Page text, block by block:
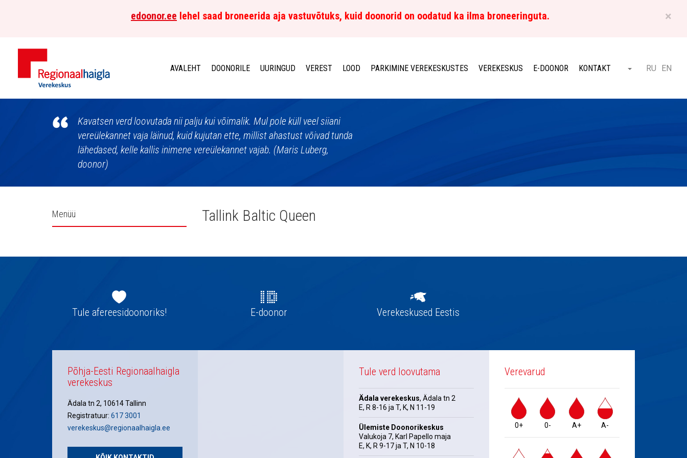
×
edoonor.ee lehel saad broneerida aja vastuvõtuks, kuid doonorid on oodatud ka ilma broneeringuta.
Põhja-
Eesti
Regionaalhaigla
Verekeskus
AVALEHT DOONORILE UURINGUD VEREST LOOD PARKIMINE VEREKESKUSTES VEREKESKUS E-DOONOR KONTAKT Otsi ET
RU EN
Kavatsen verd loovutada nii palju kui võimalik. Mul pole küll veel siiani
vereülekannet vaja läinud, kuid kujutan ette, millist ahastust võivad tunda
lähedased, kelle kallis inimene vereülekannet vajab. (Maris Luberg,
doonor)
Külgpaani
Menüü Tallink Baltic Queen
navigatsioonTule afereesidoonoriks! E-doonor Verekeskused Eestis
Põhja-Eesti Regionaalhaigla
verekeskus
Ädala tn 2, 10614 Tallinn
Registratuur: 617 3001
verekeskus@regionaalhaigla.ee
Tule verd loovutama
Ädala verekeskus, Ädala tn 2
E, R 8-16 ja T, K, N 11-19
Ülemiste Doonorikeskus
Valukoja 7, Karl Papello maja
E, K, R 9-17 ja T, N 10-18
Verevarud
0+ 0- A+ A-